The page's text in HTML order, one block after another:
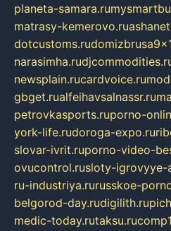
planeta-samara.ru
matrasy-kemerovo.ru
dotcustoms.ru
narasimha.ru
newsplain.rucardvoice.ru
gbget.rualfeihavsalnassr.ru
petrovkasports.ruporno-
york-life.rudoroga-expo.ru
slovar-ivrit.ruporno-video-
ovucontrol.rusloty-igrovyye-
ru-industriya.rurusskoe-
belgorod-day.rudigilith.ru
medic-today.rutaksu.ru